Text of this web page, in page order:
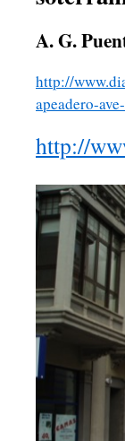
A. G.
http://
apeadero-
http://